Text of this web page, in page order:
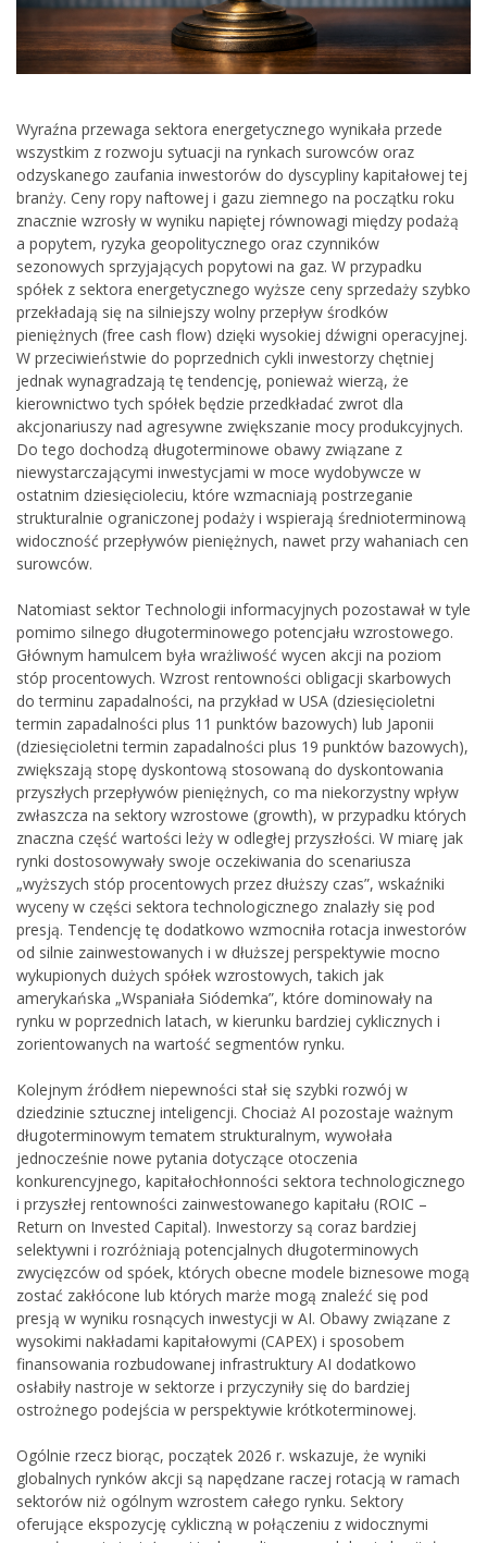
Wyraźna przewaga sektora energetycznego wynikała przede
wszystkim z rozwoju sytuacji na rynkach surowców oraz
odzyskanego zaufania inwestorów do dyscypliny kapitałowej tej
branży. Ceny ropy naftowej i gazu ziemnego na początku roku
znacznie wzrosły w wyniku napiętej równowagi między podażą
a popytem, ryzyka geopolitycznego oraz czynników
sezonowych sprzyjających popytowi na gaz. W przypadku
spółek z sektora energetycznego wyższe ceny sprzedaży szybko
przekładają się na silniejszy wolny przepływ środków
pieniężnych (free cash flow) dzięki wysokiej dźwigni operacyjnej.
W przeciwieństwie do poprzednich cykli inwestorzy chętniej
jednak wynagradzają tę tendencję, ponieważ wierzą, że
kierownictwo tych spółek będzie przedkładać zwrot dla
akcjonariuszy nad agresywne zwiększanie mocy produkcyjnych.
Do tego dochodzą długoterminowe obawy związane z
niewystarczającymi inwestycjami w moce wydobywcze w
ostatnim dziesięcioleciu, które wzmacniają postrzeganie
strukturalnie ograniczonej podaży i wspierają średnioterminową
widoczność przepływów pieniężnych, nawet przy wahaniach cen
surowców.
Natomiast sektor Technologii informacyjnych pozostawał w tyle
pomimo silnego długoterminowego potencjału wzrostowego.
Głównym hamulcem była wrażliwość wycen akcji na poziom
stóp procentowych. Wzrost rentowności obligacji skarbowych
do terminu zapadalności, na przykład w USA (dziesięcioletni
termin zapadalności plus 11 punktów bazowych) lub Japonii
(dziesięcioletni termin zapadalności plus 19 punktów bazowych),
zwiększają stopę dyskontową stosowaną do dyskontowania
przyszłych przepływów pieniężnych, co ma niekorzystny wpływ
zwłaszcza na sektory wzrostowe (growth), w przypadku których
znaczna część wartości leży w odległej przyszłości. W miarę jak
rynki dostosowywały swoje oczekiwania do scenariusza
„wyższych stóp procentowych przez dłuższy czas”, wskaźniki
wyceny w części sektora technologicznego znalazły się pod
presją. Tendencję tę dodatkowo wzmocniła rotacja inwestorów
od silnie zainwestowanych i w dłuższej perspektywie mocno
wykupionych dużych spółek wzrostowych, takich jak
amerykańska „Wspaniała Siódemka”, które dominowały na
rynku w poprzednich latach, w kierunku bardziej cyklicznych i
zorientowanych na wartość segmentów rynku.
Kolejnym źródłem niepewności stał się szybki rozwój w
dziedzinie sztucznej inteligencji. Chociaż AI pozostaje ważnym
długoterminowym tematem strukturalnym, wywołała
jednocześnie nowe pytania dotyczące otoczenia
konkurencyjnego, kapitałochłonności sektora technologicznego
i przyszłej rentowności zainwestowanego kapitału (ROIC –
Return on Invested Capital). Inwestorzy są coraz bardziej
selektywni i rozróżniają potencjalnych długoterminowych
zwycięzców od spóek, których obecne modele biznesowe mogą
zostać zakłócone lub których marże mogą znaleźć się pod
presją w wyniku rosnących inwestycji w AI. Obawy związane z
wysokimi nakładami kapitałowymi (CAPEX) i sposobem
finansowania rozbudowanej infrastruktury AI dodatkowo
osłabiły nastroje w sektorze i przyczyniły się do bardziej
ostrożnego podejścia w perspektywie krótkoterminowej.
Ogólnie rzecz biorąc, początek 2026 r. wskazuje, że wyniki
globalnych rynków akcji są napędzane raczej rotacją w ramach
sektorów niż ogólnym wzrostem całego rynku. Sektory
oferujące ekspozycję cykliczną w połączeniu z widocznymi